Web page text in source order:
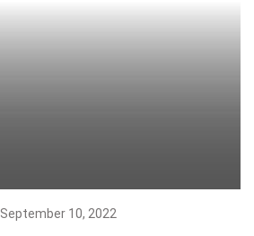
September 10, 2022